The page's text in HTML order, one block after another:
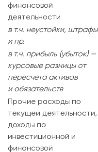
финансовой
деятельности
в т.ч. неустойки, штрафы
и пр.
в т.ч. прибыль (убыток) —
курсовые разницы от
пересчета активов
и обязательств
Прочие расходы по
текущей деятельности,
доходы по
инвестиционной и
финансовой